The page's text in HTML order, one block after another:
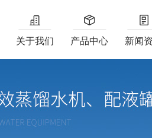
关于我们 产品中心 新闻